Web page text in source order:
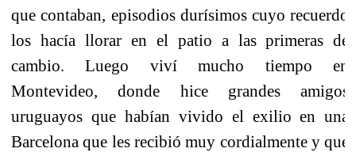
que contaban, episodios durísimos cuyo recuerdo
los hacía llorar en el patio a las primeras de
cambio. Luego viví mucho tiempo en
Montevideo, donde hice grandes amigos
uruguayos que habían vivido el exilio en una
Barcelona que les recibió muy cordialmente y que